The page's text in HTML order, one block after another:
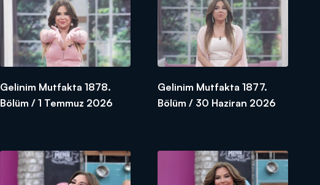
Gelinim Mutfakta 1878.
Bölüm / 1 Temmuz 2026
Gelinim Mutfakta 1877.
Bölüm / 30 Haziran 2026